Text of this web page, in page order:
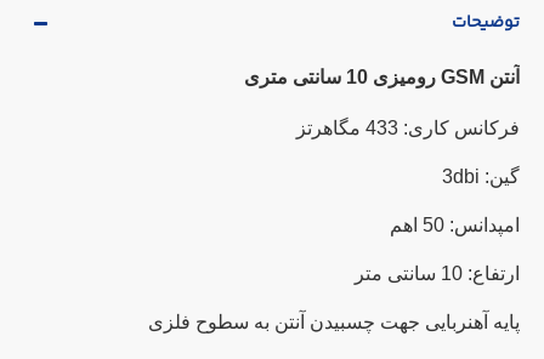
توضیحات
آنتن GSM رومیزی 10 سانتی متری
فرکانس کاری: 433 مگاهرتز
گین: 3dbi
امپدانس: 50 اهم
ارتفاع: 10 سانتی متر
پایه آهنربایی جهت چسبیدن آنتن به سطوح فلزی